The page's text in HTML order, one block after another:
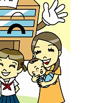
大学院の資料請求
大学入学共通テスト「受験案
内」の請求